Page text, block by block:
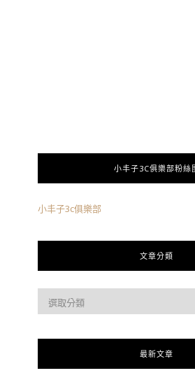
小丰子3C俱樂部粉絲
小丰子3c俱樂部
文章分類
最新文章